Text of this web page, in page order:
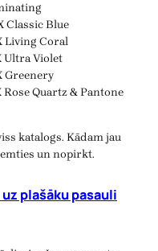
Classic Blue
Living Coral
Ultra Violet
Greenery
Rose Quartz & Pantone
katalogs. Kādam jau
un nopirkt.
plašāku pasauli